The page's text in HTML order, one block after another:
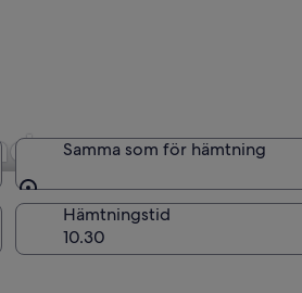
Samma som för hämtning
Samma som för hämtning
Hämtningstid